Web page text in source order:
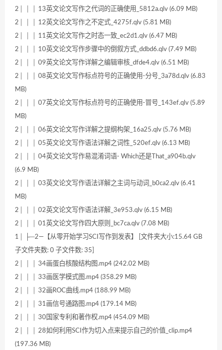
2│ │ │ 13英文论文写作之代词的正确使用_5812a.qlv (6.09 MB)
2│ │ │ 12英文论文写作之不定式_4275f.qlv (5.81 MB)
2│ │ │ 11英文论文写作之时态一致_ec2d1.qlv (6.47 MB)
2│ │ │ 10英文论文写作步骤中的倒叙方式_ddbd6.qlv (7.49 MB)
2│ │ │ 09英文论文写作详解之编辑审核_dfde4.qlv (6.51 MB)
2│ │ │ 08英文论文写作标点符号的正确使用-分号_3a78d.qlv (6.83
MB)
2│ │ │ 07英文论文写作标点符号的正确使用-冒号_143ef.qlv (5.89
MB)
2│ │ │ 06英文论文写作详解之提纲构架_16a25.qlv (5.76 MB)
2│ │ │ 05英文论文写作语法详解之词性_520ef.qlv (6.13 MB)
2│ │ │ 04英文论文写作易混淆词语- Which还是That_a904b.qlv
(6.9 MB)
2│ │ │ 03英文论文写作语法详解之主词与动词_b0ca2.qlv (6.41
MB)
2│ │ │ 02英文论文写作语法详解_3e953.qlv (6.15 MB)
2│ │ │ 01英文论文写作四大原则_bc7ca.qlv (7.08 MB)
1│ ├─2—【从零开始学习SCI写作到发表】 [文件夹大小:15.64 GB
子文件夹数: 0 子文件数: 35]
2│ │ │ 34画蛋白核酸结构图.mp4 (242.02 MB)
2│ │ │ 33画医学模式图.mp4 (358.29 MB)
2│ │ │ 32画ROC曲线.mp4 (188.99 MB)
2│ │ │ 31画信号通路图.mp4 (179.14 MB)
2│ │ │ 30国家专利和著作权.mp4 (454.09 MB)
2│ │ │ 28如何利用SCI作为切入点来提示自己的价值_clip.mp4
(197.36 MB)